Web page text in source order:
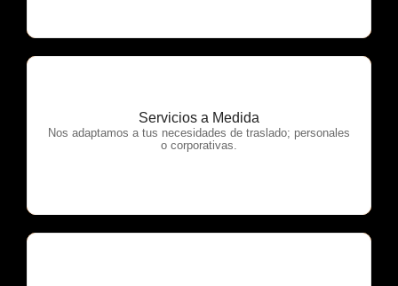
Servicios a Medida
Nos adaptamos a tus necesidades de traslado; personales
o corporativas.
OTP Servicios